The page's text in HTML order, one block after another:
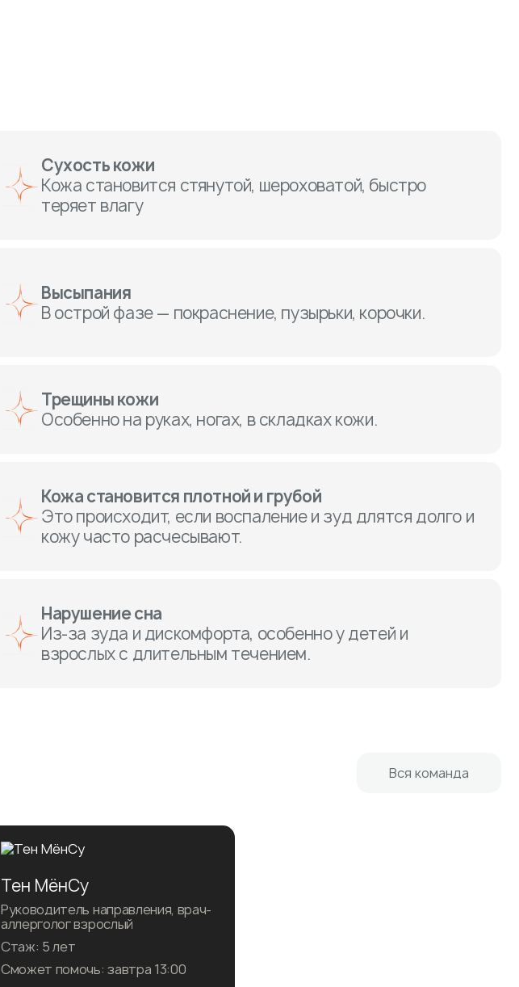
Сухость кожи
Кожа становится стянутой, шероховатой, быстро
теряет влагу
Высыпания
В острой фазе — покраснение, пузырьки, корочки.
Трещины кожи
Особенно на руках, ногах, в складках кожи.
Кожа становится плотной и грубой
Это происходит, если воспаление и зуд длятся долго и
кожу часто расчесывают.
Нарушение сна
Из-за зуда и дискомфорта, особенно у детей и
взрослых с длительным течением.
Вся команда
Тен МёнСу
Руководитель направления, врач-
аллерголог взрослый
Стаж: 5 лет
Сможет помочь: завтра 13:00